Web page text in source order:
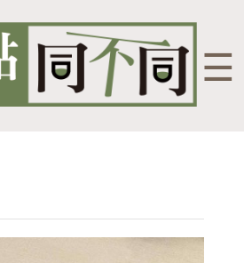
☰